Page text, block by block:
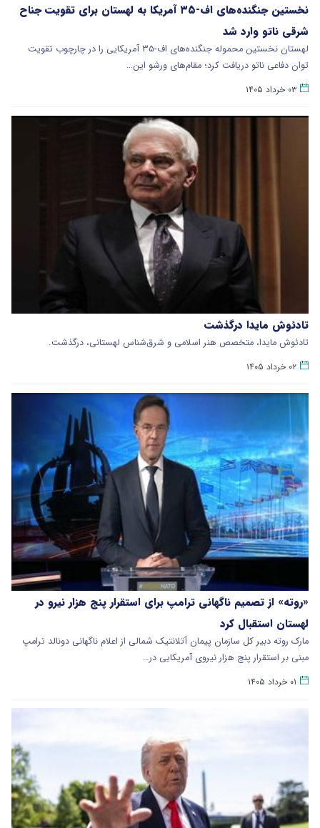
نخستین جنگنده‌های اف-۳۵ آمریکا به لهستان برای تقویت جناح
شرقی ناتو وارد شد
لهستان نخستین محموله جنگنده‌های اف-۳۵ آمریکایی را در چارچوب تقویت
توان دفاعی ناتو دریافت کرد؛ مقام‌های ورشو این…
۰۳ خرداد ۱۴۰۵
تادئوش مایدا درگذشت
تادئوش مایدا، متخصص هنر اسلامی و شرق‌شناس لهستانی، درگذشت.
۰۲ خرداد ۱۴۰۵
«روته» از تصمیم ناگهانی ترامپ برای استقرار پنج هزار نیرو در
لهستان استقبال کرد
مارک روته دبیر کل سازمان پیمان آتلانتیک شمالی از اعلام ناگهانی دونالد ترامپ
مبنی بر استقرار پنج هزار نیروی آمریکایی در…
۰۱ خرداد ۱۴۰۵